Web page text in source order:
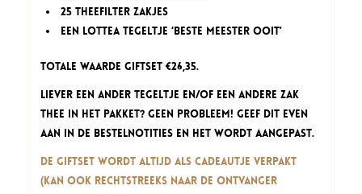
25 theefilter zakjes
een Lottea Tegeltje ‘Beste Meester ooit’
Totale waarde giftset €26,35.
Liever een ander tegeltje en/of een andere zak
thee in het pakket? Geen probleem! Geef dit even
aan in de bestelnotities en het wordt aangepast.
De Giftset wordt altijd als cadeautje verpakt
(kan ook rechtstreeks naar de ontvanger